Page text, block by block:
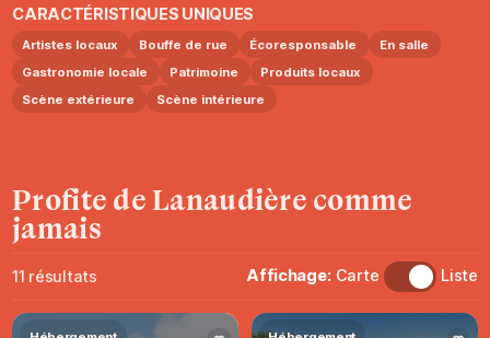
CARACTÉRISTIQUES UNIQUES
Artistes locaux Bouffe de rue Écoresponsable
En salle
Gastronomie locale
Patrimoine
Produits locaux
Scène extérieure
Scène intérieure
Profite deLanaudière comme
jamais
11 résultats Affichage: Carte Liste